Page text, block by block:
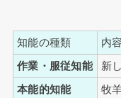
知能の種類 内容
作業・服従知能 新
本能的知能 牧